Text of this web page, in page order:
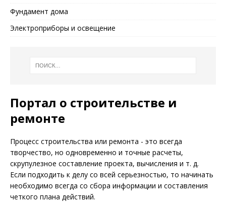
Фундамент дома
Электроприборы и освещение
Портал о строительстве и
ремонте
Процесс строительства или ремонта - это всегда
творчество, но одновременно и точные расчеты,
скрупулезное составление проекта, вычисления и т. д.
Если подходить к делу со всей серьезностью, то начинать
необходимо всегда со сбора информации и составления
четкого плана действий.